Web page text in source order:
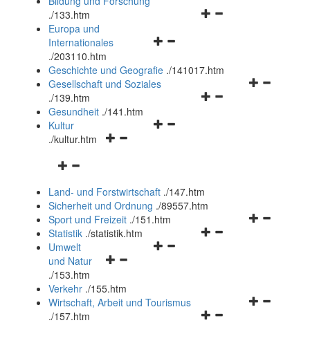
Navigationsmenü
./133.htm
Navigationsmenü
und
schließen
Europa und
Internationales
./203110.htm
Geschichte und Geografie ./141017.htm
Navigationsmenü
Gesellschaft und Soziales
./139.htm
Navigationsmenü
Gesundheit ./141.htm
Navigationsmenü
Kultur
./kultur.htm
Navigationsmenü
und
schließen
Land- und Forstwirtschaft ./147.htm
Sicherheit und Ordnung ./89557.htm
Navigationsmenü
Sport und Freizeit ./151.htm
Navigationsmenü
Statistik ./statistik.htm
Navigationsmenü
und
schließen
Umwelt
und Natur
./153.htm
Verkehr ./155.htm
Navigationsmenü
Wirtschaft, Arbeit und Tourismus
./157.htm